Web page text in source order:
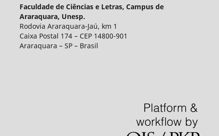
Faculdade de Ciências e Letras, Campus de
Araraquara, Unesp.
Rodovia Araraquara-Jaú, km 1
Caixa Postal 174 – CEP 14800-901
Araraquara – SP – Brasil